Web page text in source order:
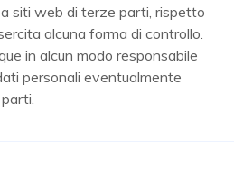
siti web di terze parti, rispetto
alcuna forma di controllo.
in alcun modo responsabile
personali eventualmente